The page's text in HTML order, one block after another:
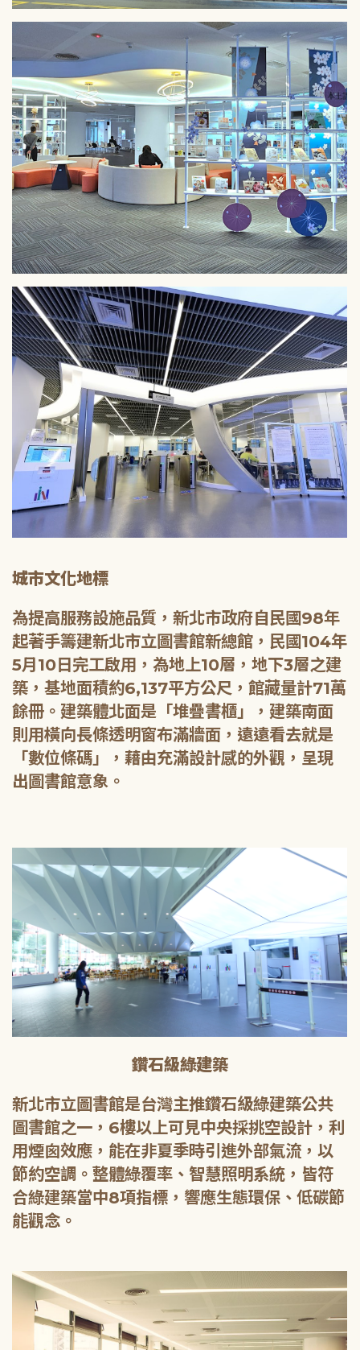
城市文化地標
為提高服務設施品質，新北市政府自民國98年
起著手籌建新北市立圖書館新總館，民國104年
5月10日完工啟用，為地上10層，地下3層之建
築，基地面積約6,137平方公尺，館藏量計71萬
餘冊。建築體北面是「堆疊書櫃」，建築南面
則用橫向長條透明窗布滿牆面，遠遠看去就是
「數位條碼」，藉由充滿設計感的外觀，呈現
出圖書館意象。
鑽石級綠建築
新北市立圖書館是台灣主推鑽石級綠建築公共
圖書館之一，6樓以上可見中央採挑空設計，利
用煙囪效應，能在非夏季時引進外部氣流，以
節約空調。整體綠覆率、智慧照明系統，皆符
合綠建築當中8項指標，響應生態環保、低碳節
能觀念。